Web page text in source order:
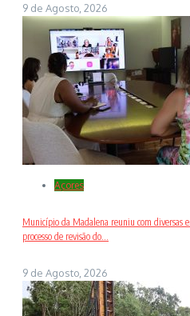
9 de Agosto, 2026
Açores
Município da Madalena reuniu com diversas
processo de revisão do...
9 de Agosto, 2026